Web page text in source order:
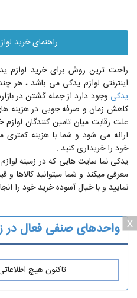
راهنمای خرید
راحت ترین روش برای خرید لوازم
اینترنتی لوازم یدکی می باشد ،
یدکی وجود دارد از جمله گشتن در
کاهش زمان و صرفه جویی در هزینه
علت رقابت میان تامین کنندگان
ارائه می شود و شما با هزینه کمتری
خود را خریداری کنید .
یدکی نما سایت هایی که در زمینه
معرفی میکند و شما میتوانید کالاها و
نمایید و با خیال آسوده خرید خود را
x واحدهای صنفی فعال در
تاکنون هیچ